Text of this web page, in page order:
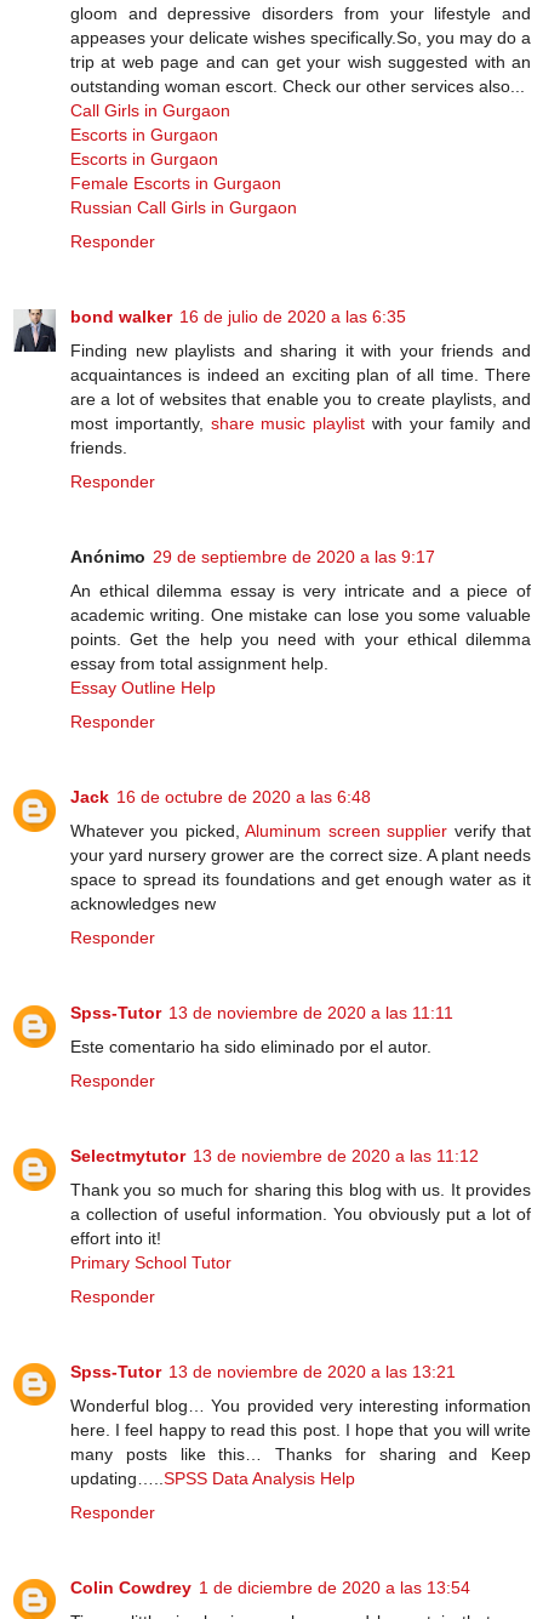
gloom and depressive disorders from your lifestyle and
appeases your delicate wishes specifically.So, you may do a
trip at web page and can get your wish suggested with an
outstanding woman escort. Check our other services also...
Call Girls in Gurgaon
Escorts in Gurgaon
Escorts in Gurgaon
Female Escorts in Gurgaon
Russian Call Girls in Gurgaon
Responder
bond walker 16 de julio de 2020 a las 6:35
Finding new playlists and sharing it with your friends and
acquaintances is indeed an exciting plan of all time. There
are a lot of websites that enable you to create playlists, and
most importantly, share music playlist with your family and
friends.
Responder
Anónimo 29 de septiembre de 2020 a las 9:17
An ethical dilemma essay is very intricate and a piece of
academic writing. One mistake can lose you some valuable
points. Get the help you need with your ethical dilemma
essay from total assignment help.
Essay Outline Help
Responder
Jack 16 de octubre de 2020 a las 6:48
Whatever you picked,Aluminum screen supplier verify that
your yard nursery grower are the correct size. A plant needs
space to spread its foundations and get enough water as it
acknowledges new
Responder
Spss-Tutor 13 de noviembre de 2020 a las 11:11
Este comentario ha sido eliminado por el autor.
Responder
Selectmytutor 13 de noviembre de 2020 a las 11:12
Thank you so much for sharing this blog with us. It provides
a collection of useful information. You obviously put a lot of
effort into it!
Primary School Tutor
Responder
Spss-Tutor 13 de noviembre de 2020 a las 13:21
Wonderful blog… You provided very interesting information
here. I feel happy to read this post. I hope that you will write
many posts like this… Thanks for sharing and Keep
updating….. SPSS Data Analysis Help
Responder
Colin Cowdrey 1 de diciembre de 2020 a las 13:54